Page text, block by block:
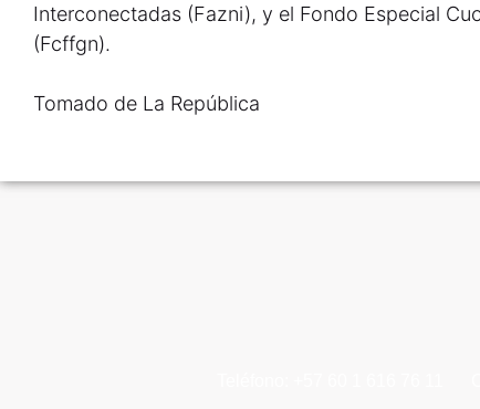
Interconectadas (Fazni), y el Fondo Especial
(Fcffgn).
Tomado de La República